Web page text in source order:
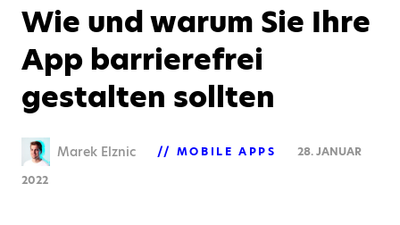
Wie und warum Sie Ihre
App barrierefrei
gestalten sollten
Marek Elznic MOBILE APPS
28. JANUAR
2022